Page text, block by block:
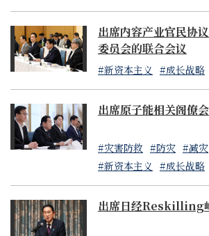
出席内容产业官民协
委员会的联合会议
#新资本主义 #成长战略
出席原子能相关阁僚
#灾害防救 #防灾 #减灾
#新资本主义 #成长战略
出席日经Reskilling